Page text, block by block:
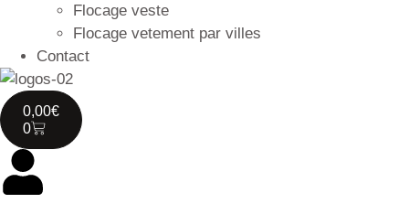
Flocage veste
Flocage vetement par villes
Contact
0,00€
0